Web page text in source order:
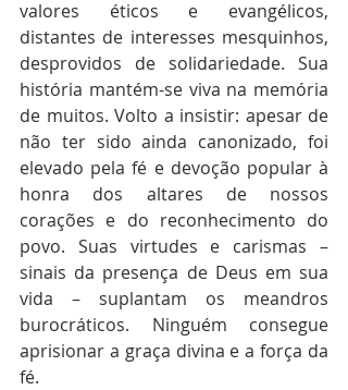
valores éticos e evangélicos,
distantes de interesses mesquinhos,
desprovidos de solidariedade. Sua
história mantém-se viva na memória
de muitos. Volto a insistir: apesar de
não ter sido ainda canonizado, foi
elevado pela fé e devoção popular à
honra dos altares de nossos
corações e do reconhecimento do
povo. Suas virtudes e carismas –
sinais da presença de Deus em sua
vida – suplantam os meandros
burocráticos. Ninguém consegue
aprisionar a graça divina e a força da
fé.